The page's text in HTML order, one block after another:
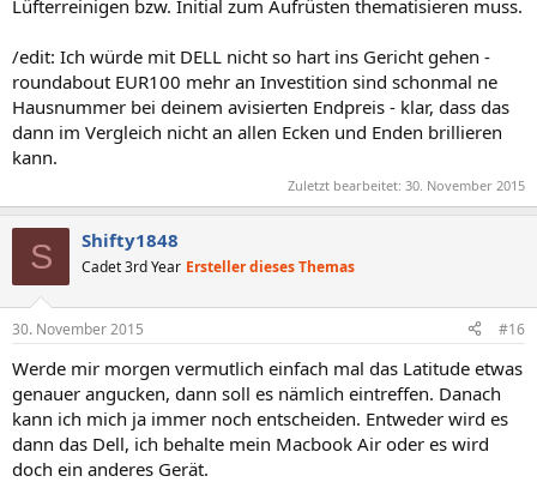
Lüfterreinigen bzw. Initial zum Aufrüsten thematisieren muss.
/edit: Ich würde mit DELL nicht so hart ins Gericht gehen -
roundabout EUR100 mehr an Investition sind schonmal ne
Hausnummer bei deinem avisierten Endpreis - klar, dass das
dann im Vergleich nicht an allen Ecken und Enden brillieren
kann.
Zuletzt bearbeitet: 30. November 2015
S Shifty1848
Cadet 3rd Year Ersteller dieses Themas
30. November 2015 #16
Werde mir morgen vermutlich einfach mal das Latitude etwas
genauer angucken, dann soll es nämlich eintreffen. Danach
kann ich mich ja immer noch entscheiden. Entweder wird es
dann das Dell, ich behalte mein Macbook Air oder es wird
doch ein anderes Gerät.